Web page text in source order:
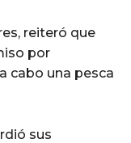
reiteró que
por
cabo una pesca
sus